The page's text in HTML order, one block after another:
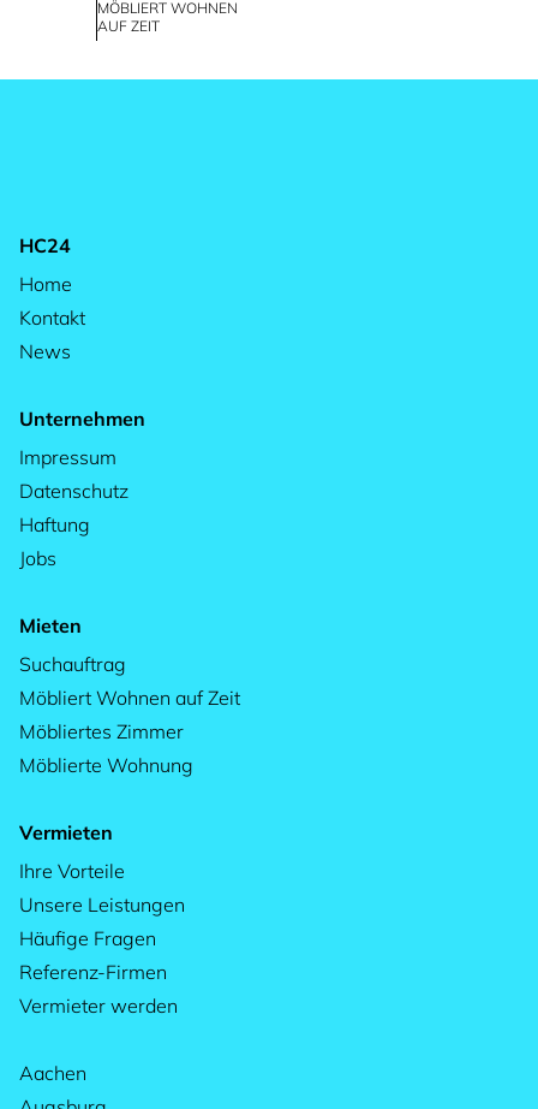
MÖBLIERT WOHNEN
AUF ZEIT
HC24
Home
Kontakt
News
Unternehmen
Impressum
Datenschutz
Haftung
Jobs
Mieten
Suchauftrag
Möbliert Wohnen auf Zeit
Möbliertes Zimmer
Möblierte Wohnung
Vermieten
Ihre Vorteile
Unsere Leistungen
Häufige Fragen
Referenz-Firmen
Vermieter werden
Aachen